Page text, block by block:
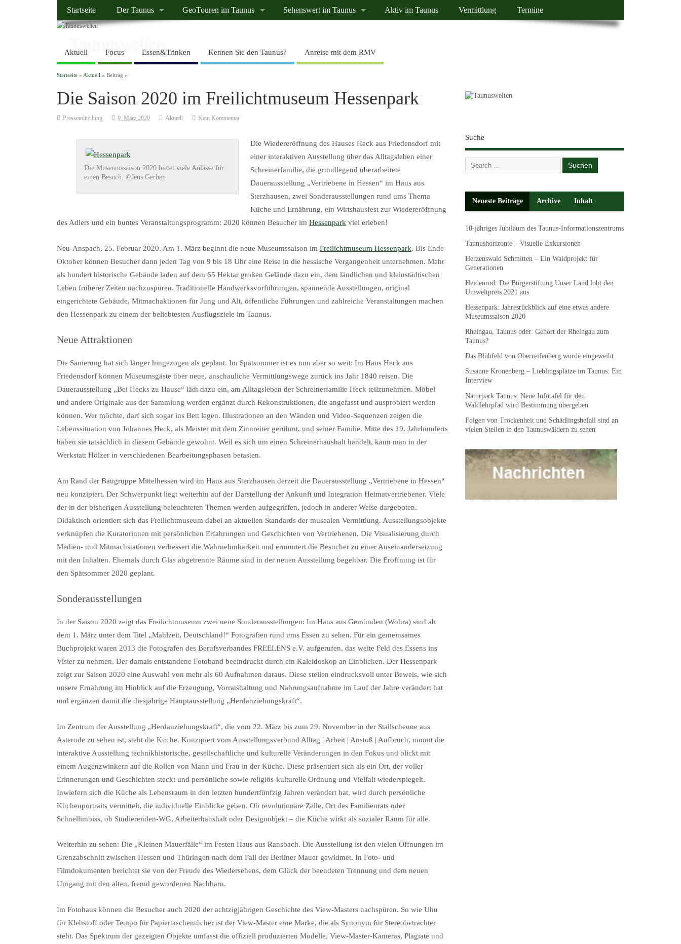
Startseite Der Taunus GeoTouren im Taunus Sehenswert im Taunus Aktiv im Taunus Vermittlung Termine
Taunuswelten
Geotourismus und Kulturlandschaft
Aktuell Focus Essen&Trinken Kennen Sie den Taunus? Anreise mit dem RMV
Startseite » Aktuell » Beitrag »
Die Saison 2020 im Freilichtmuseum Hessenpark
Pressemitteilung 9. März 2020 Aktuell Kein Kommentar
Die Museumssaison 2020 bietet viele Anlässe für
einen Besuch. ©Jens Gerber
Die Wiedereröffnung des Hauses Heck aus Friedensdorf mit
einer interaktiven Ausstellung über das Alltagsleben einer
Schreinerfamilie, die grundlegend überarbeitete
Dauerausstellung „Vertriebene in Hessen“ im Haus aus
Sterzhausen, zwei Sonderausstellungen rund ums Thema
Küche und Ernährung, ein Wirtshausfest zur Wiedereröffnung
des Adlers und ein buntes Veranstaltungsprogramm: 2020 können Besucher im Hessenpark viel erleben!
Neu-Anspach, 25. Februar 2020. Am 1. März beginnt die neue Museumssaison im Freilichtmuseum Hessenpark. Bis Ende
Oktober können Besucher dann jeden Tag von 9 bis 18 Uhr eine Reise in die hessische Vergangenheit unternehmen. Mehr
als hundert historische Gebäude laden auf dem 65 Hektar großen Gelände dazu ein, dem ländlichen und kleinstädtischen
Leben früherer Zeiten nachzuspüren. Traditionelle Handwerksvorführungen, spannende Ausstellungen, original
eingerichtete Gebäude, Mitmachaktionen für Jung und Alt, öffentliche Führungen und zahlreiche Veranstaltungen machen
den Hessenpark zu einem der beliebtesten Ausflugsziele im Taunus.
Neue Attraktionen
Die Sanierung hat sich länger hingezogen als geplant. Im Spätsommer ist es nun aber so weit: Im Haus Heck aus
Friedensdorf können Museumsgäste über neue, anschauliche Vermittlungswege zurück ins Jahr 1840 reisen. Die
Dauerausstellung „Bei Hecks zu Hause“ lädt dazu ein, am Alltagsleben der Schreinerfamilie Heck teilzunehmen. Möbel
und andere Originale aus der Sammlung werden ergänzt durch Rekonstruktionen, die angefasst und ausprobiert werden
können. Wer möchte, darf sich sogar ins Bett legen. Illustrationen an den Wänden und Video-Sequenzen zeigen die
Lebenssituation von Johannes Heck, als Meister mit dem Zinnreiter gerühmt, und seiner Familie. Mitte des 19. Jahrhunderts
haben sie tatsächlich in diesem Gebäude gewohnt. Weil es sich um einen Schreinerhaushalt handelt, kann man in der
Werkstatt Hölzer in verschiedenen Bearbeitungsphasen betasten.
Am Rand der Baugruppe Mittelhessen wird im Haus aus Sterzhausen derzeit die Dauerausstellung „Vertriebene in Hessen“
neu konzipiert. Der Schwerpunkt liegt weiterhin auf der Darstellung der Ankunft und Integration Heimatvertriebener. Viele
der in der bisherigen Ausstellung beleuchteten Themen werden aufgegriffen, jedoch in anderer Weise dargeboten.
Didaktisch orientiert sich das Freilichtmuseum dabei an aktuellen Standards der musealen Vermittlung. Ausstellungsobjekte
verknüpfen die Kuratorinnen mit persönlichen Erfahrungen und Geschichten von Vertriebenen. Die Visualisierung durch
Medien- und Mitmachstationen verbessert die Wahrnehmbarkeit und ermuntert die Besucher zu einer Auseinandersetzung
mit den Inhalten. Ehemals durch Glas abgetrennte Räume sind in der neuen Ausstellung begehbar. Die Eröffnung ist für
den Spätsommer 2020 geplant.
Sonderausstellungen
In der Saison 2020 zeigt das Freilichtmuseum zwei neue Sonderausstellungen: Im Haus aus Gemünden (Wohra) sind ab
dem 1. März unter dem Titel „Mahlzeit, Deutschland!“ Fotografien rund ums Essen zu sehen. Für ein gemeinsames
Buchprojekt waren 2013 die Fotografen des Berufsverbandes FREELENS e.V. aufgerufen, das weite Feld des Essens ins
Visier zu nehmen. Der damals entstandene Fotoband beeindruckt durch ein Kaleidoskop an Einblicken. Der Hessenpark
zeigt zur Saison 2020 eine Auswahl von mehr als 60 Aufnahmen daraus. Diese stellen eindrucksvoll unter Beweis, wie sich
unsere Ernährung im Hinblick auf die Erzeugung, Vorratshaltung und Nahrungsaufnahme im Lauf der Jahre verändert hat
und ergänzen damit die diesjährige Hauptausstellung „Herdanziehungskraft“.
Im Zentrum der Ausstellung „Herdanziehungskraft“, die vom 22. März bis zum 29. November in der Stallscheune aus
Asterode zu sehen ist, steht die Küche. Konzipiert vom Ausstellungsverbund Alltag | Arbeit | Anstoß | Aufbruch, nimmt die
interaktive Ausstellung technikhistorische, gesellschaftliche und kulturelle Veränderungen in den Fokus und blickt mit
einem Augenzwinkern auf die Rollen von Mann und Frau in der Küche. Diese präsentiert sich als ein Ort, der voller
Erinnerungen und Geschichten steckt und persönliche sowie religiös-kulturelle Ordnung und Vielfalt wiederspiegelt.
Inwiefern sich die Küche als Lebensraum in den letzten hundertfünfzig Jahren verändert hat, wird durch persönliche
Küchenportraits vermittelt, die individuelle Einblicke geben. Ob revolutionäre Zelle, Ort des Familienrats oder
Schnellimbiss, ob Studierenden-WG, Arbeiterhaushalt oder Designobjekt – die Küche wirkt als sozialer Raum für alle.
Weiterhin zu sehen: Die „Kleinen Mauerfälle“ im Festen Haus aus Ransbach. Die Ausstellung ist den vielen Öffnungen im
Grenzabschnitt zwischen Hessen und Thüringen nach dem Fall der Berliner Mauer gewidmet. In Foto- und
Filmdokumenten berichtet sie von der Freude des Wiedersehens, dem Glück der beendeten Trennung und dem neuen
Umgang mit den alten, fremd gewordenen Nachbarn.
Im Fotohaus können die Besucher auch 2020 der achtzigjährigen Geschichte des View-Masters nachspüren. So wie Uhu
für Klebstoff oder Tempo für Papiertaschentücher ist der View-Master eine Marke, die als Synonym für Stereobetrachter
steht. Das Spektrum der gezeigten Objekte umfasst die offiziell produzierten Modelle, View-Master-Kameras, Plagiate und
Suche
Neueste Beiträge Archive Inhalt
10-jähriges Jubiläum des Taunus-Informationszentrums
Taunushorizonte – Visuelle Exkursionen
Herzenswald Schmitten – Ein Waldprojekt für
Generationen
Heidenrod: Die Bürgerstiftung Unser Land lobt den
Umweltpreis 2021 aus
Hessenpark: Jahresrückblick auf eine etwas andere
Museumssaison 2020
Rheingau, Taunus oder: Gehört der Rheingau zum
Taunus?
Das Blühfeld von Oberreifenberg wurde eingeweiht
Susanne Kronenberg – Lieblingsplätze im Taunus: Ein
Interview
Naturpark Taunus: Neue Infotafel für den
Waldlehrpfad wird Bestimmung übergeben
Folgen von Trockenheit und Schädlingsbefall sind an
vielen Stellen in den Taunuswäldern zu sehen